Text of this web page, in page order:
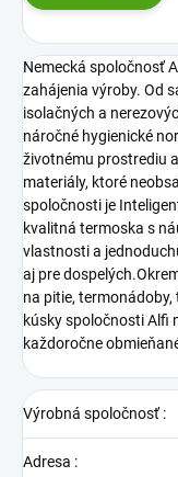
Nemecká spoločnosť
zahájenia výroby. Od
isolačných a
náročné hygienické
životnému prostrediu
materiály, ktoré
spoločnosti je
kvalitná termoska s
vlastnosti a
aj pre
na pitie,
kúsky spoločnosti Alfi
každoročne
Výrobná spoločnosť:
Adresa :